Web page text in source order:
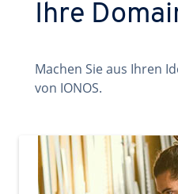
Ihre
Machen Sie aus Ihren
von IONOS.